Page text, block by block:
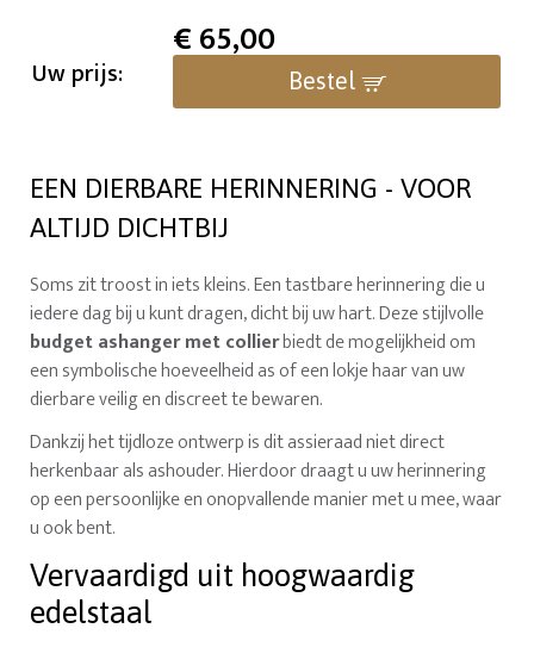
Uw prijs:
€65,00
Bestel
EEN DIERBARE HERINNERING - VOOR
ALTIJD DICHTBIJ
Soms zit troost in iets kleins. Een tastbare herinnering die u
iedere dag bij u kunt dragen, dicht bij uw hart. Deze stijlvolle
budget ashanger met collierbiedt de mogelijkheid om
een symbolische hoeveelheid as of een lokje haar van uw
dierbare veilig en discreet te bewaren.
Dankzij het tijdloze ontwerp is dit assieraad niet direct
herkenbaar als ashouder. Hierdoor draagt u uw herinnering
op een persoonlijke en onopvallende manier met u mee, waar
u ook bent.
Vervaardigd uit hoogwaardig
edelstaal